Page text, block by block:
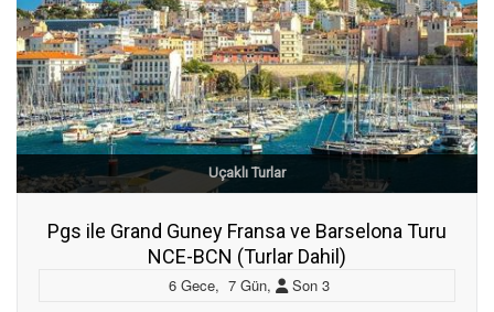
Uçaklı Turlar
Pgs ile Grand Guney Fransa ve Barselona Turu
NCE-BCN (Turlar Dahil)
6 Gece, 7 Gün, Son 3